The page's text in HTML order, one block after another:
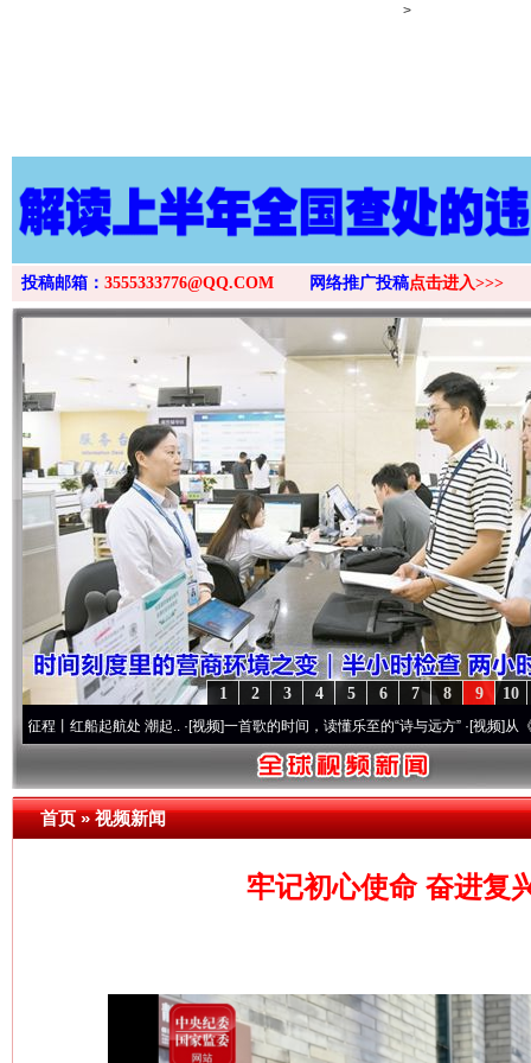
>
投稿邮箱： 3555333776@QQ.COM 网络推广投稿点击进入>>>
10
9
8
7
6
5
4
3
2
1
船起航处 潮起..·[视频]一首歌的时间，读懂乐至的“诗与远方”·[视频]从《水浒传》看
首页»视频新闻
牢记初心使命 奋进复